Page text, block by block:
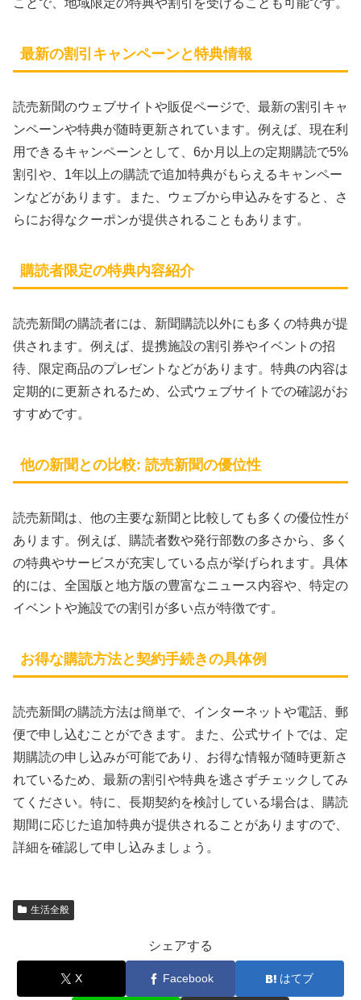
最新の割引キャンペーンと特典情報
読売新聞のウェブサイトや販促ページで、最新の割引キャ
ンペーンや特典が随時更新されています。例えば、現在利
用できるキャンペーンとして、6か月以上の定期購読で5%
割引や、1年以上の購読で追加特典がもらえるキャンペー
ンなどがあります。また、ウェブから申込みをすると、さ
らにお得なクーポンが提供されることもあります。
購読者限定の特典内容紹介
読売新聞の購読者には、新聞購読以外にも多くの特典が提
供されます。例えば、提携施設の割引券やイベントの招
待、限定商品のプレゼントなどがあります。特典の内容は
定期的に更新されるため、公式ウェブサイトでの確認がお
すすめです。
他の新聞との比較: 読売新聞の優位性
読売新聞は、他の主要な新聞と比較しても多くの優位性が
あります。例えば、購読者数や発行部数の多さから、多く
の特典やサービスが充実している点が挙げられます。具体
的には、全国版と地方版の豊富なニュース内容や、特定の
イベントや施設での割引が多い点が特徴です。
お得な購読方法と契約手続きの具体例
読売新聞の購読方法は簡単で、インターネットや電話、郵
便で申し込むことができます。また、公式サイトでは、定
期購読の申し込みが可能であり、お得な情報が随時更新さ
れているため、最新の割引や特典を逃さずチェックしてみ
てください。特に、長期契約を検討している場合は、購読
期間に応じた追加特典が提供されることがありますので、
詳細を確認して申し込みましょう。
生活全般
シェアする
X Facebook はてブ